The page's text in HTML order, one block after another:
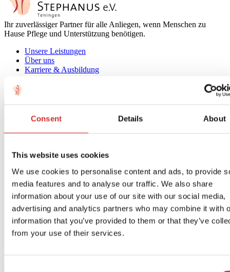
Consent Details About
This website uses cookies
We use cookies to personalise content and ads, to provide
media features and to analyse our traffic. We also share
information about your use of our site with our social media,
advertising and analytics partners who may combine it with
information that you’ve provided to them or that they’ve
from your use of their services.
Ihr zuverlässiger Partner für alle Anliegen, wenn Menschen zu
Hause Pflege und Unterstützung benötigen.
Unsere Leistungen
Über uns
Karriere & Ausbildung